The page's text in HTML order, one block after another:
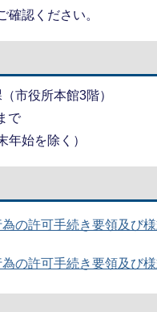
確認ください。
市役所本館3階）
で
年始を除く）
の許可手続き要領及び
の許可手続き要領及び